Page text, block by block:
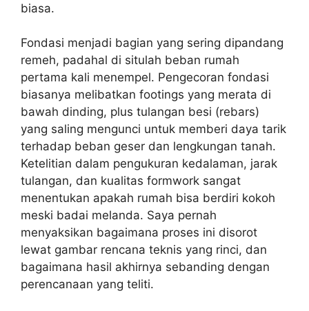
biasa.
Fondasi menjadi bagian yang sering dipandang
remeh, padahal di situlah beban rumah
pertama kali menempel. Pengecoran fondasi
biasanya melibatkan footings yang merata di
bawah dinding, plus tulangan besi (rebars)
yang saling mengunci untuk memberi daya tarik
terhadap beban geser dan lengkungan tanah.
Ketelitian dalam pengukuran kedalaman, jarak
tulangan, dan kualitas formwork sangat
menentukan apakah rumah bisa berdiri kokoh
meski badai melanda. Saya pernah
menyaksikan bagaimana proses ini disorot
lewat gambar rencana teknis yang rinci, dan
bagaimana hasil akhirnya sebanding dengan
perencanaan yang teliti.